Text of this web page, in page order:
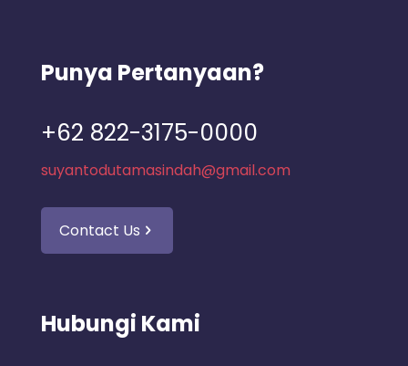
Punya Pertanyaan?
+62 822-3175-0000
suyantodutamasindah@gmail.com
Contact Us
Hubungi Kami